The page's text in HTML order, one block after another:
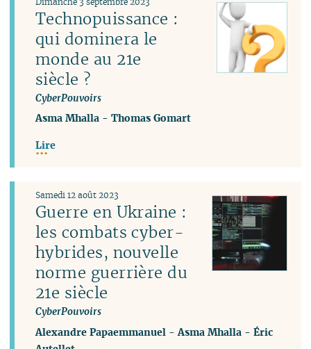
Technopuissance :
qui dominera le
monde au 21e
siècle ?
CyberPouvoirs
Asma Mhalla -Thomas Gomart
Lire
Guerre en Ukraine :
les combats cyber-
hybrides, nouvelle
norme guerrière du
21e siècle
CyberPouvoirs
Samedi 12 août 2023
Alexandre Papaemmanuel -Asma Mhalla -Éric